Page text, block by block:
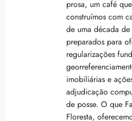
prosa, um café
construímos com
de uma década
preparados para
regularizações
imobiliárias e
adjudicação
de posse. O que
Floresta,